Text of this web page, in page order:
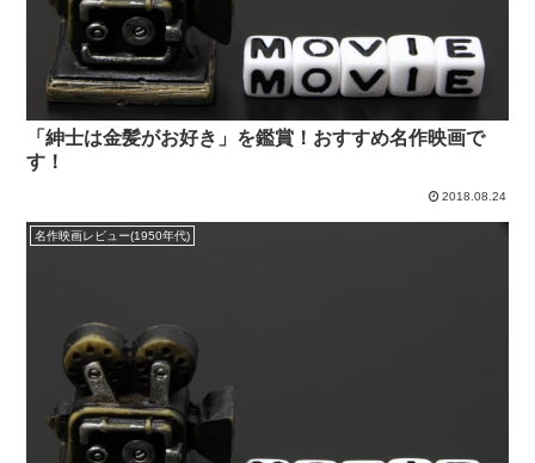
「紳士は金髪がお好き」を鑑賞！おすすめ名作映画で
す！
2018.08.24
名作映画レビュー(1950年代)